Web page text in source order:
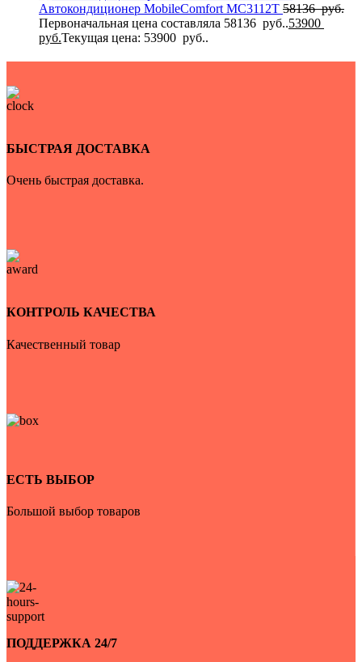
Автокондиционер MobileComfort MC3112T 58136руб.
Первоначальная цена составляла 58136 руб..53900
руб.Текущая цена: 53900 руб..
БЫСТРАЯ ДОСТАВКА
Очень быстрая доставка.
КОНТРОЛЬ КАЧЕСТВА
Качественный товар
ЕСТЬ ВЫБОР
Большой выбор товаров
ПОДДЕРЖКА 24/7